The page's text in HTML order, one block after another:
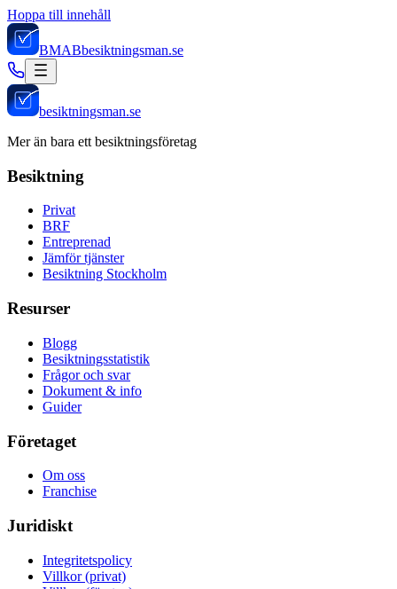
Hoppa till innehåll
BMABbesiktningsman.se
besiktningsman.se
Mer än bara ett besiktningsföretag
Besiktning
Privat
BRF
Entreprenad
Jämför tjänster
Besiktning Stockholm
Resurser
Blogg
Besiktningsstatistik
Frågor och svar
Dokument & info
Guider
Företaget
Om oss
Franchise
Juridiskt
Integritetspolicy
Villkor (privat)